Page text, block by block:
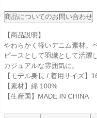
商品についてのお問い合わせ
【商品説明】
やわらかく軽いデニム素材。
ピースとして羽織として活躍
カジュアルな雰囲気に。
【モデル身長 / 着用サイズ】
【素材】綿 100%
【生産国】MADE IN CHINA